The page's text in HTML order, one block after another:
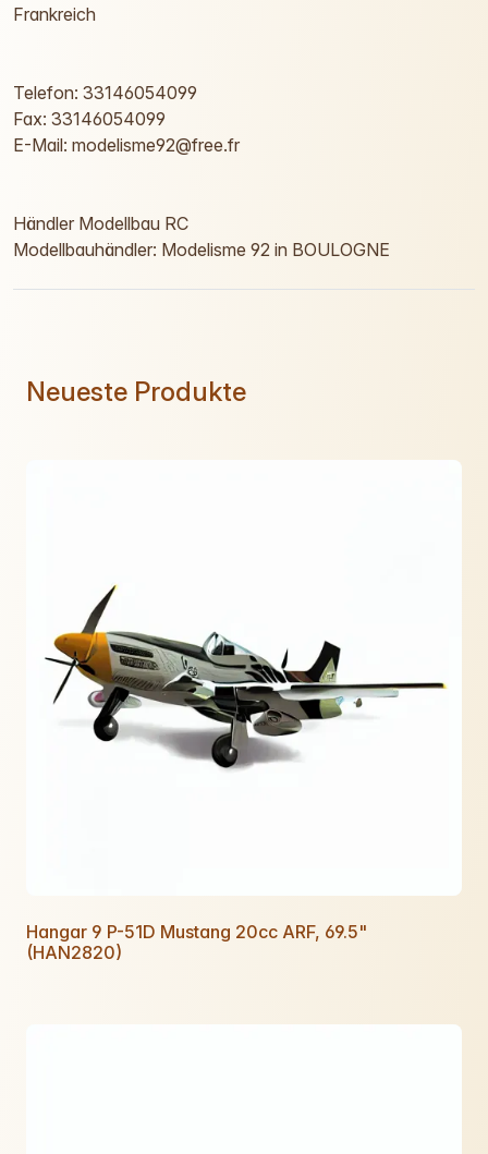
Frankreich
Telefon: 33146054099
Fax: 33146054099
E-Mail: modelisme92@free.fr
Händler Modellbau RC
Modellbauhändler: Modelisme 92 in BOULOGNE
Neueste Produkte
Hangar 9 P-51D Mustang 20cc ARF, 69.5"
(HAN2820)